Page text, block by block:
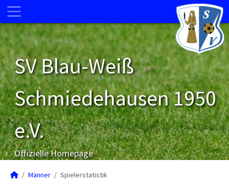
SV Blau-Weiß
Schmiedehausen 1950
e.V.
Offizielle Homepage
Männer Spielerstatistik